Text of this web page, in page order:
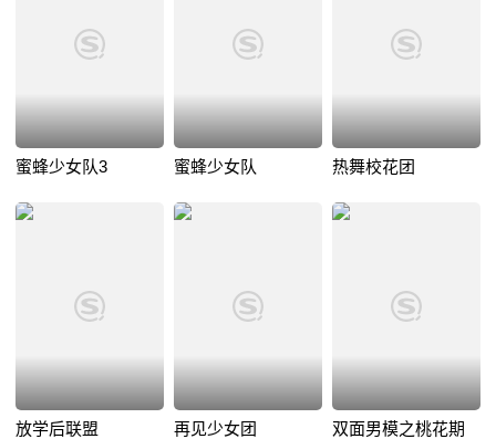
蜜蜂少女队3 蜜蜂少女队 热舞校花团
放学后联盟 再见少女团 双面男模之桃花期